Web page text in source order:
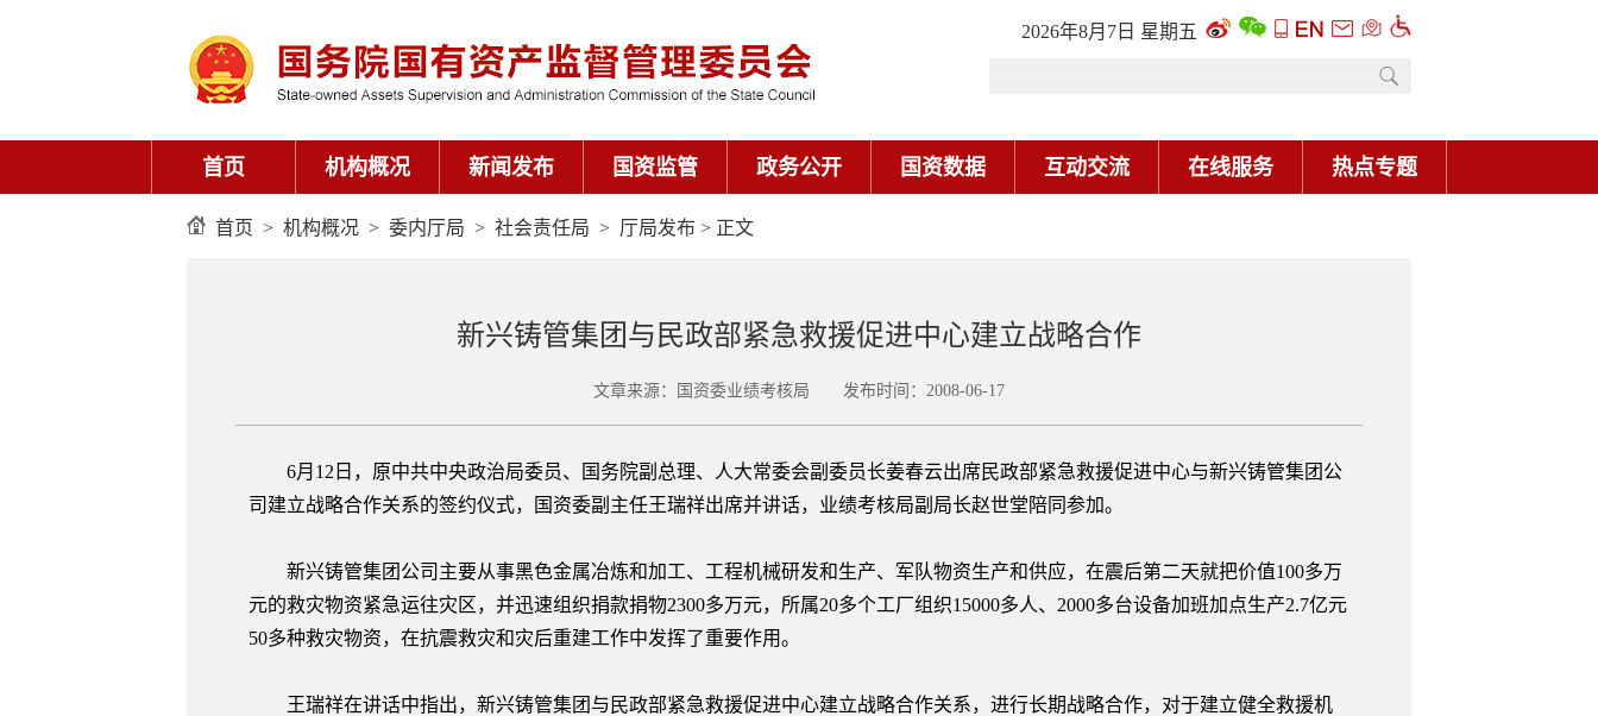
2026年8月7日 星期五
首页 机构概况 新闻发布 国资监管 政务公开 国资数据 互动交流 在线服务 热点专题
首页 > 机构概况 > 委内厅局 > 社会责任局 > 厅局发布 > 正文
新兴铸管集团与民政部紧急救援促进中心建立战略合作
文章来源：国资委业绩考核局 发布时间：2008-06-17
6月12日，原中共中央政治局委员、国务院副总理、人大常委会副委员长姜春云出席民政部紧急救援促进中心与新兴铸管集团公
司建立战略合作关系的签约仪式，国资委副主任王瑞祥出席并讲话，业绩考核局副局长赵世堂陪同参加。
新兴铸管集团公司主要从事黑色金属冶炼和加工、工程机械研发和生产、军队物资生产和供应，在震后第二天就把价值100多万
元的救灾物资紧急运往灾区，并迅速组织捐款捐物2300多万元，所属20多个工厂组织15000多人、2000多台设备加班加点生产2.7亿元
50多种救灾物资，在抗震救灾和灾后重建工作中发挥了重要作用。
王瑞祥在讲话中指出，新兴铸管集团与民政部紧急救援促进中心建立战略合作关系，进行长期战略合作，对于建立健全救援机